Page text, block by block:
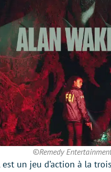
©Remedy
un jeu d’action à la